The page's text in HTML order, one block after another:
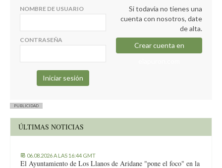
NOMBRE DE USUARIO
CONTRASEÑA
Si todavía no tienes una
cuenta con nosotros, date
de alta.
Crear cuenta en
PUBLICIDAD
ÚLTIMAS NOTICIAS
06.08.2026 A LAS 16:44 GMT
El Ayuntamiento de Los Llanos de Aridane "pone el foco" en la